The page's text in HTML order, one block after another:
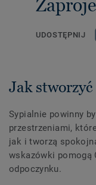
UDOSTĘPNIJ
Jak
Sypialnie powinny
przestrzeniami,
jak i tworzą
wskazówki
odpoczynku.